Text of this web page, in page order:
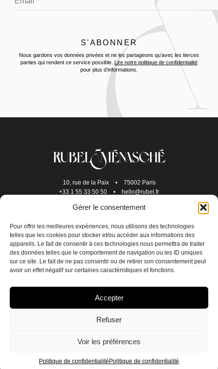
Gérer le consentement
Pour offrir les meilleures expériences, nous utilisons des technologies
telles que les cookies pour stocker et/ou accéder aux informations des
appareils. Le fait de consentir à ces technologies nous permettra de traiter
des données telles que le comportement de navigation ou les ID uniques
sur ce site. Le fait de ne pas consentir ou de retirer son consentement peut
avoir un effet négatif sur certaines caractéristiques et fonctions.
Accepter
Refuser
Voir les préférences
Politique de confidentialité Politique de confidentialité
EN FR
Nous gardons vos données privées et ne les partageons qu’avec les tierces
parties qui rendent ce service possible. Lire notre politique de confidentialité
pour plus d’informations.
10, rue de la Paix •
75002 Paris
+33 1 55 33 50 50
• hello@rubel.fr
NOUS CONTACTER